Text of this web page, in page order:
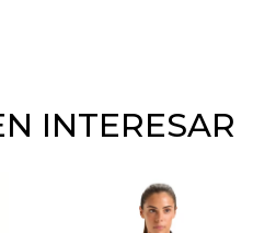
INTERESAR